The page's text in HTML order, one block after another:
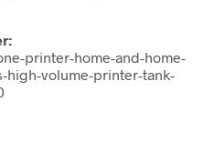
printer-home-and-home-
high-volume-printer-tank-